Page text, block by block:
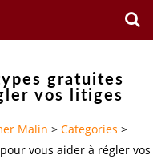
gratuites
vos litiges
Malin > Categories >
vous aider à régler